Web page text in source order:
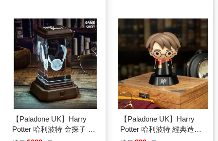
【Paladone UK】Harry
Potter 哈利波特 金探子 3D
【Paladone UK】Harry
Potter 哈利波特 經典造型